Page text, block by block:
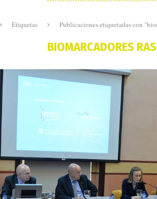
Etiquetas Publicaciones etiquetadas con
BIOMARCADORES